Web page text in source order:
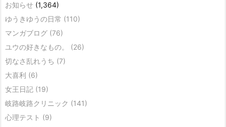
お知らせ (1,364)
ゆうきゆうの日常 (110)
マンガブログ (76)
ユウの好きなもの。 (26)
切なさ乱れうち (7)
大喜利 (6)
女王日記 (19)
岐路岐路クリニック (141)
心理テスト (9)